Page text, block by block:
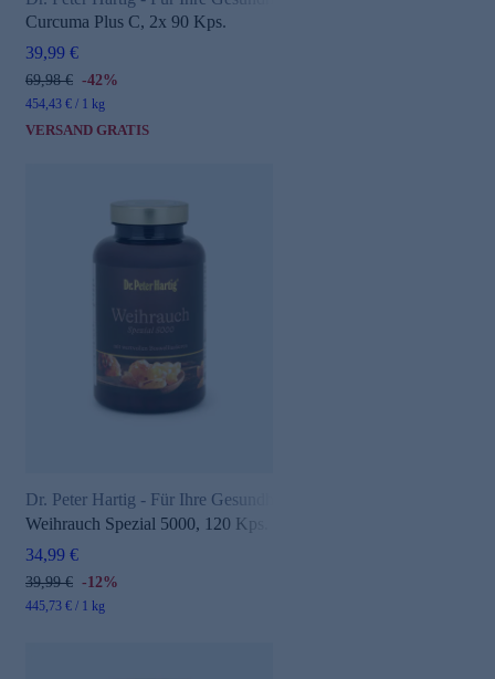
Curcuma Plus C, 2x 90 Kps.
39,99 €
69,98 € -42%
454,43 € / 1 kg
VERSAND GRATIS
Dr. Peter Hartig - Für Ihre Gesundheit
Weihrauch Spezial 5000, 120 Kps.
34,99 €
39,99 € -12%
445,73 € / 1 kg